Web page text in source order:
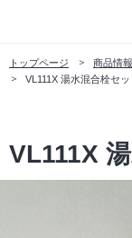
トップページ 商品情報
VL111X 湯水混合栓セッ
VL111X